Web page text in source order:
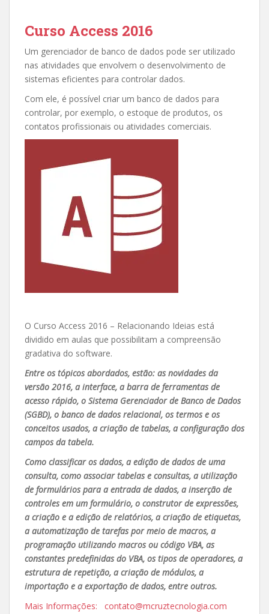
Curso Access 2016
Um gerenciador de banco de dados pode ser utilizado
nas atividades que envolvem o desenvolvimento de
sistemas eficientes para controlar dados.
Com ele, é possível criar um banco de dados para
controlar, por exemplo, o estoque de produtos, os
contatos profissionais ou atividades comerciais.
O Curso Access 2016 – Relacionando Ideias está
dividido em aulas que possibilitam a compreensão
gradativa do software.
Entre os tópicos abordados, estão: as novidades da
versão 2016, a interface, a barra de ferramentas de
acesso rápido, o Sistema Gerenciador de Banco de Dados
(SGBD), o banco de dados relacional, os termos e os
conceitos usados, a criação de tabelas, a configuração dos
campos da tabela.
Como classificar os dados, a edição de dados de uma
consulta, como associar tabelas e consultas, a utilização
de formulários para a entrada de dados, a inserção de
controles em um formulário, o construtor de expressões,
a criação e a edição de relatórios, a criação de etiquetas,
a automatização de tarefas por meio de macros, a
programação utilizando macros ou código VBA, as
constantes predefinidas do VBA, os tipos de operadores, a
estrutura de repetição, a criação de módulos, a
importação e a exportação de dados, entre outros.
Mais Informações: contato@mcruztecnologia.com